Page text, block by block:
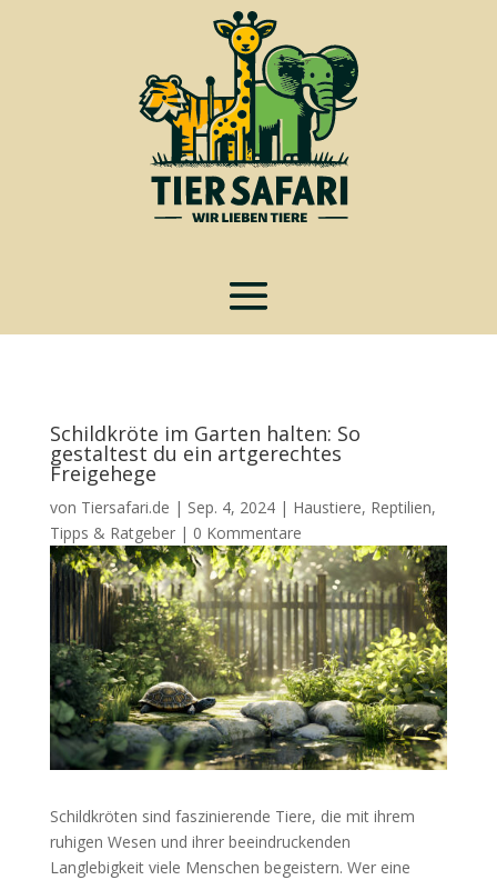
Schildkröte im Garten halten: So
gestaltest du ein artgerechtes
Freigehege
von Tiersafari.de | Sep. 4, 2024| Haustiere, Reptilien,
Tipps & Ratgeber| 0 Kommentare
Schildkröten sind faszinierende Tiere, die mit ihrem
ruhigen Wesen und ihrer beeindruckenden
Langlebigkeit viele Menschen begeistern. Wer eine